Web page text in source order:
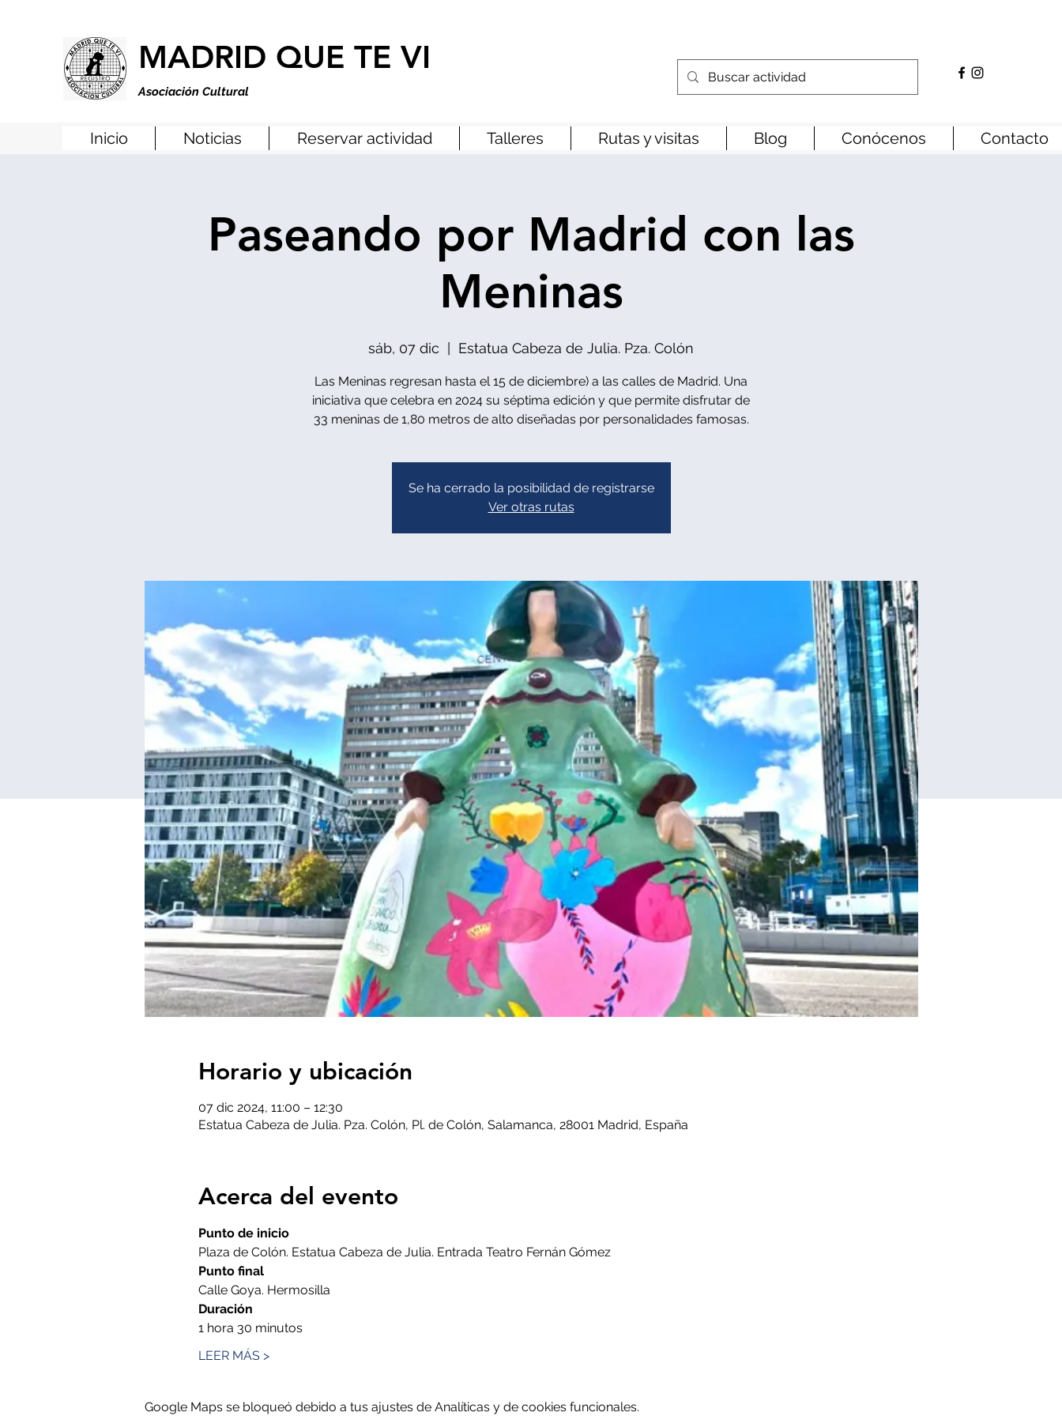
MADRID QUE TE VI
Asociación Cultural
Inicio Noticias Reservar actividad Talleres Rutas y visitas Blog Conócenos Contacto
Paseando por Madrid con las
Meninas
sáb, 07 dic Estatua Cabeza de Julia. Pza. Colón
Las Meninas regresan hasta el 15 de diciembre) a las calles de Madrid. Una
iniciativa que celebra en 2024 su séptima edición y que permite disfrutar de
33 meninas de 1,80 metros de alto diseñadas por personalidades famosas.
Se ha cerrado la posibilidad de registrarse
Ver otras rutas
Horario y ubicación
07 dic 2024, 11:00 – 12:30
Estatua Cabeza de Julia. Pza. Colón, Pl. de Colón, Salamanca, 28001 Madrid, España
Acerca del evento
Punto de inicio
Plaza de Colón. Estatua Cabeza de Julia. Entrada Teatro Fernán Gómez
Punto final
Calle Goya. Hermosilla
Duración
1 hora 30 minutos
LEER MÁS >
Google Maps se bloqueó debido a tus ajustes de Analíticas y de cookies funcionales.